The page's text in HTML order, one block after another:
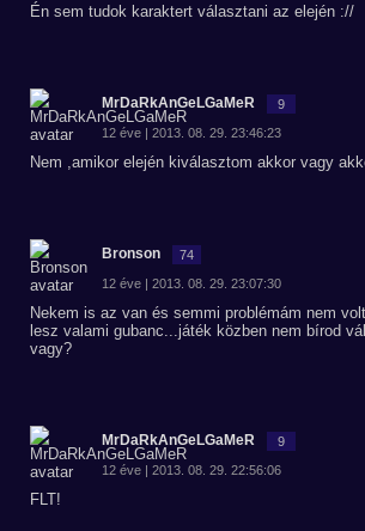
Én sem tudok karaktert választani az elején ://
MrDaRkAnGeLGaMeR 9
12 éve | 2013. 08. 29. 23:46:23
Nem ,amikor elején kiválasztom akkor vagy
Bronson 74
12 éve | 2013. 08. 29. 23:07:30
Nekem is az van és semmi problémám nem
lesz valami gubanc...játék közben nem bírod
vagy?
MrDaRkAnGeLGaMeR 9
12 éve | 2013. 08. 29. 22:56:06
FLT!